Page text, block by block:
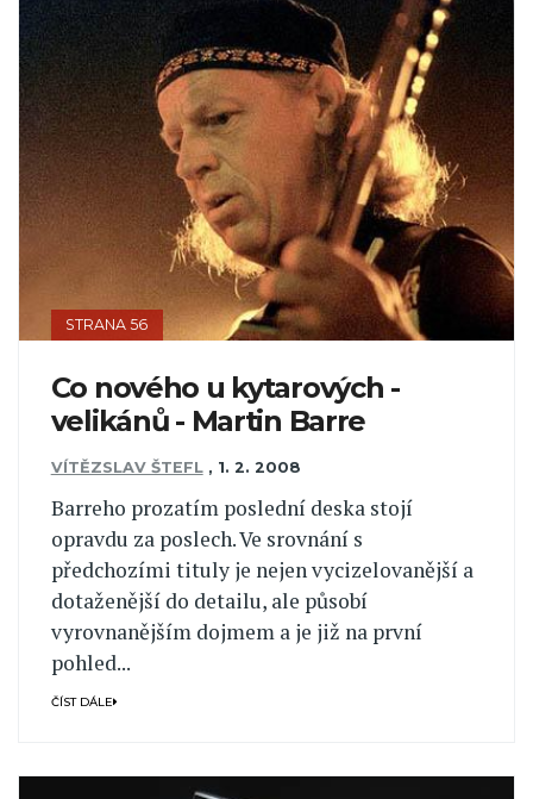
STRANA 56
Co nového u kytarových ­
velikánů - Martin Barre
VÍTĚZSLAV ŠTEFL , 1. 2. 2008
Barreho prozatím poslední deska stojí
opravdu za poslech. Ve srovnání s
předchozími tituly je nejen vycizelovanější a
dotaženější do detailu, ale působí
vyrovnanějším dojmem a je již na první
pohled...
ČÍST DÁLE